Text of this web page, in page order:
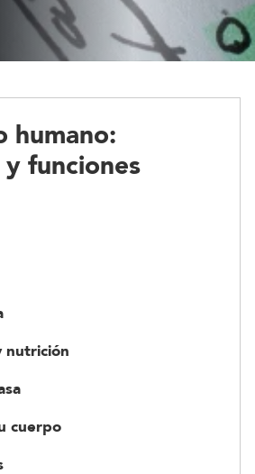
humano:
y funciones
nutrición
cuerpo